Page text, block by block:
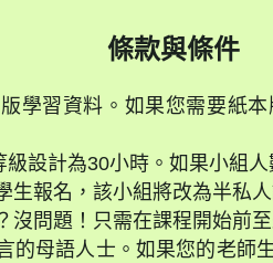
條款與條件
學習資料。如果您需要紙
設計為30小時。如果小組
生報名，該小組將改為半私
沒問題！只需在課程開始前
的母語人士。如果您的老師